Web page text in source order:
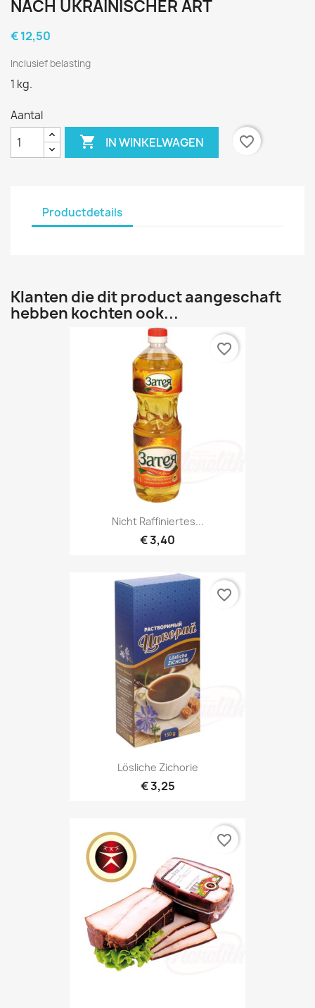
NACH UKRAINISCHER ART
€ 12,50
Inclusief belasting
1 kg.
Aantal
 IN WINKELWAGEN favorite_border
Productdetails
Klanten die dit product aangeschaft
hebben kochten ook...
Nicht Raffiniertes...
€ 3,40
favorite_border
Lösliche Zichorie
€ 3,25
favorite_border
favorite_border